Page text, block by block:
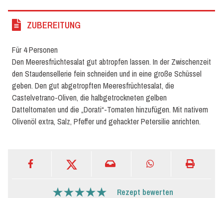
ZUBEREITUNG
Für 4 Personen
Den Meeresfrüchtesalat gut abtropfen lassen. In der Zwischenzeit
den Staudensellerie fein schneiden und in eine große Schüssel
geben. Den gut abgetropften Meeresfrüchtesalat, die
Castelvetrano-Oliven, die halbgetrockneten gelben
Datteltomaten und die „Dorati“-Tomaten hinzufügen. Mit nativem
Olivenöl extra, Salz, Pfeffer und gehackter Petersilie anrichten.
Rezept bewerten